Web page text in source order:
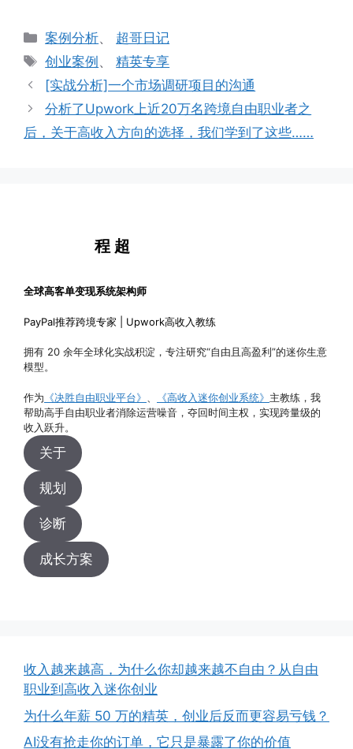
分
类
案例分析、 超哥日记
标
签
创业案例 、精英专享
[实战分析]一个市场调研项目的沟通
分析了Upwork上近20万名跨境自由职业者之
后，关于高收入方向的选择，我们学到了这些……
程 超
全球高客单变现系统架构师
PayPal推荐跨境专家 | Upwork高收入教练
拥有 20 余年全球化实战积淀，专注研究“自由且高盈利”的迷你生意
模型。
作为 《决胜自由职业平台》 《高收入迷你创业系统》 主教练，我
帮助高手自由职业者消除运营噪音，夺回时间主权，实现跨量级的
收入跃升。
关于
规划
诊断
成长方案
收入越来越高，为什么你却越来越不自由？从自由
职业到高收入迷你创业
为什么年薪 50 万的精英，创业后反而更容易亏钱？
AI没有抢走你的订单，它只是暴露了你的价值